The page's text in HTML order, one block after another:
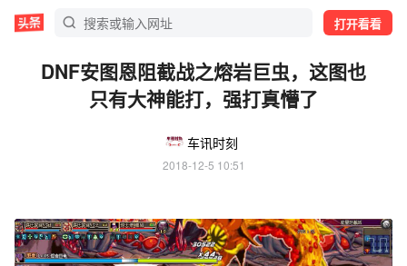
打开看看
DNF安图恩阻截战之熔岩巨虫，这图也
只有大神能打，强打真懵了
车讯时刻
2018-12-5 10:51